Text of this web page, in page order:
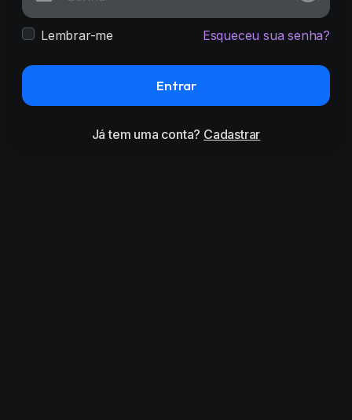
Lembrar-me Esqueceu sua senha?
Entrar
Já tem uma conta? Cadastrar